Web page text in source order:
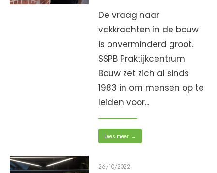
De vraag naar
vakkrachten in de bouw
is onverminderd groot.
SSPB Praktijkcentrum
Bouw zet zich al sinds
1983 in om mensen op te
leiden voor...
Lees meer →
26/10/2022